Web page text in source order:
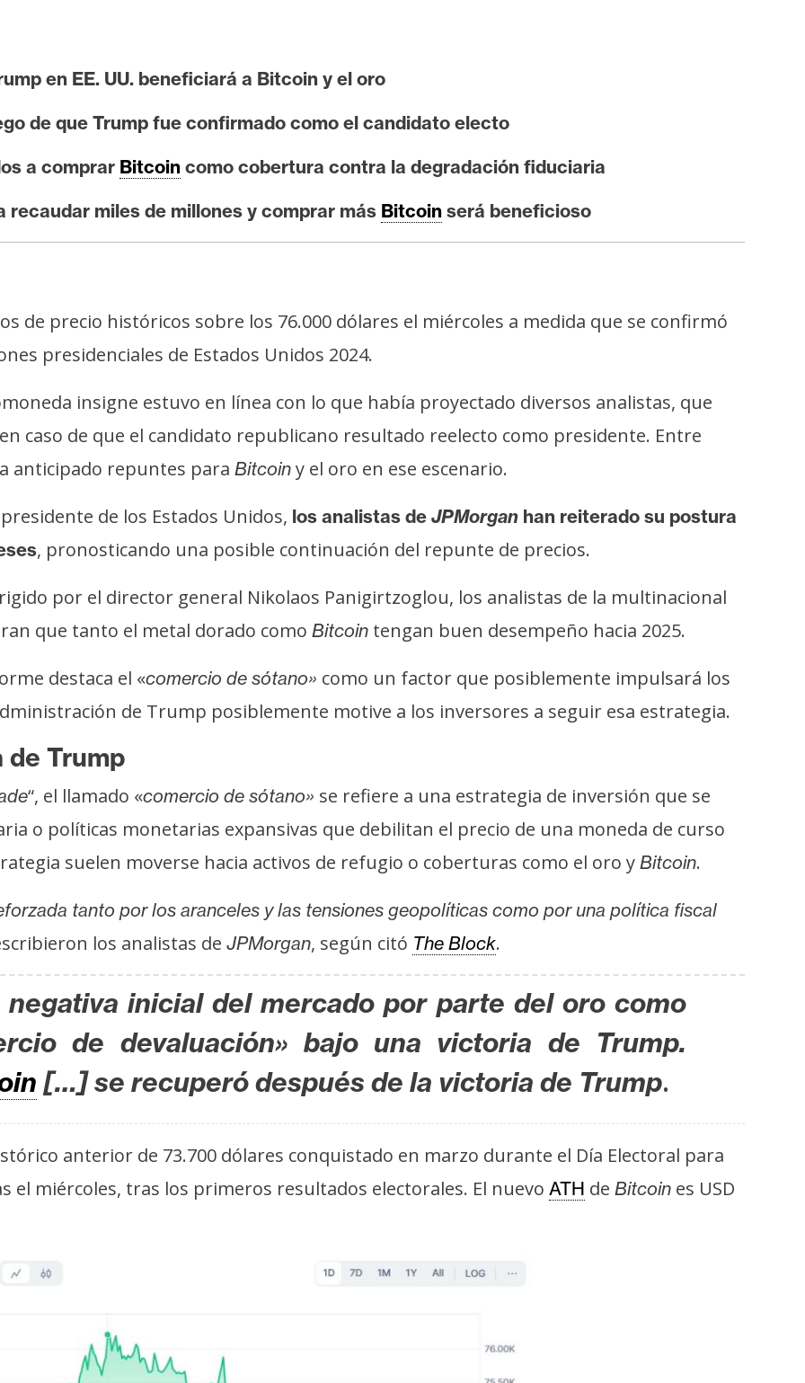
en EE. UU. beneficiará a Bitcoin y el oro
de que Trump fue confirmado como el candidato electo
a comprar Bitcoin como cobertura contra la degradación fiduciaria
recaudar miles de millones y comprar más Bitcoin será beneficioso
de precio históricos sobre los 76.000 dólares el miércoles a medida que se confirmó
presidenciales de Estados Unidos 2024.
insigne estuvo en línea con lo que había proyectado diversos analistas, que
caso de que el candidato republicano resultado reelecto como presidente. Entre
anticipado repuntes para Bitcoin y el oro en ese escenario.
de los Estados Unidos, los analistas de JPMorgan han reiterado su postura
, pronosticando una posible continuación del repunte de precios.
por el director general Nikolaos Panigirtzoglou, los analistas de la multinacional
que tanto el metal dorado como Bitcoin tengan buen desempeño hacia 2025.
destaca el «comercio de sótano» como un factor que posiblemente impulsará los
de Trump posiblemente motive a los inversores a seguir esa estrategia.
de Trump
“, el llamado «comercio de sótano» se refiere a una estrategia de inversión que se
o políticas monetarias expansivas que debilitan el precio de una moneda de curso
suelen moverse hacia activos de refugio o coberturas como el oro y Bitcoin.
tanto por los aranceles y las tensiones geopolíticas como por una política fiscal
los analistas de JPMorgan, según citó The Block.
inicial del mercado por parte del oro como
de devaluación» bajo una victoria de Trump.
[…] se recuperó después de la victoria de Trump.
anterior de 73.700 dólares conquistado en marzo durante el Día Electoral para
el miércoles, tras los primeros resultados electorales. El nuevo ATH de Bitcoin es USD